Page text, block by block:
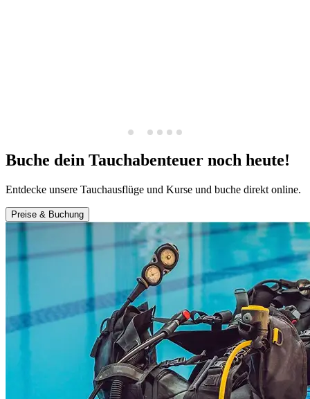
Buche dein Tauchabenteuer noch heute!
Entdecke unsere Tauchausflüge und Kurse und buche direkt online.
Preise & Buchung